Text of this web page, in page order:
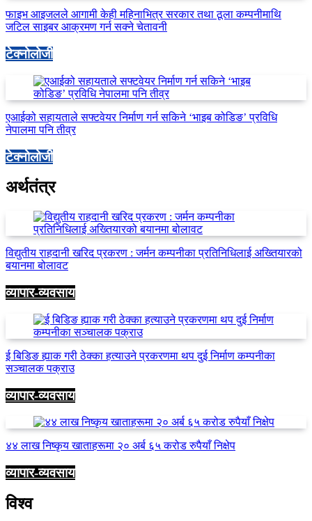
फाइभ आइजलले आगामी केही महिनाभित्र सरकार तथा ठूला कम्पनीमाथि
जटिल साइबर आक्रमण गर्न सक्ने चेतावनी
टेक्नोलोजी
एआईको सहायताले सफ्टवेयर निर्माण गर्न सकिने ‘भाइब कोडिङ’ प्रविधि
नेपालमा पनि तीव्र
टेक्नोलोजी
अर्थतंत्र
विद्युतीय राहदानी खरिद प्रकरण : जर्मन कम्पनीका प्रतिनिधिलाई अख्तियारको
बयानमा बोलावट
व्यापार-व्यवसाय
ई बिडिङ ह्याक गरी ठेक्का हत्याउने प्रकरणमा थप दुई निर्माण कम्पनीका
सञ्चालक पक्राउ
व्यापार-व्यवसाय
४४ लाख निष्कृय खाताहरूमा २० अर्ब ६५ करोड रुपैयाँ निक्षेप
व्यापार-व्यवसाय
विश्व